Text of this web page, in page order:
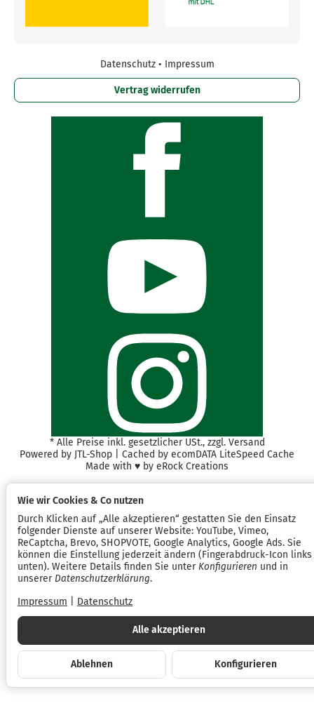
Datenschutz • Impressum
Vertrag widerrufen
*Alle Preise inkl. gesetzlicher USt., zzgl. Versand
Powered by JTL-Shop | Cached by ecomDATA LiteSpeed Cache
Made with ♥ by eRock Creations
Alle akzeptieren
Ablehnen Konfigurieren
Wie wir Cookies & Co nutzen
Durch Klicken auf „Alle akzeptieren“ gestatten Sie den Einsatz
folgender Dienste auf unserer Website: YouTube, Vimeo,
ReCaptcha, Brevo, SHOPVOTE, Google Analytics, Google Ads. Sie
können die Einstellung jederzeit ändern (Fingerabdruck-Icon links
unten). Weitere Details finden Sie unter Konfigurieren und in
unserer Datenschutzerklärung.
Impressum
Datenschutz